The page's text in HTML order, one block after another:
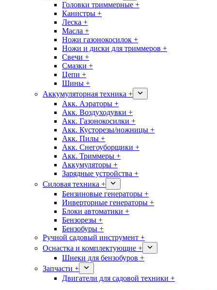
Головки триммерные +
Канистры +
Леска +
Масла +
Ножи газонокосилок +
Ножи и диски для триммеров +
Свечи +
Смазки +
Цепи +
Шины +
Аккумуляторная техника +
Акк. Аэраторы +
Акк. Воздуходувки +
Акк. Газонокосилки +
Акк. Кусторезы/ножницы +
Акк. Пилы +
Акк. Снегоуборщики +
Акк. Триммеры +
Аккумуляторы +
Зарядные устройства +
Силовая техника +
Бензиновые генераторы +
Инверторные генераторы +
Блоки автоматики +
Бензорезы +
Бензобуры +
Ручной садовый инструмент +
Оснастка и комплектующие +
Шнеки для бензобуров +
Запчасти +
Двигатели для садовой техники +